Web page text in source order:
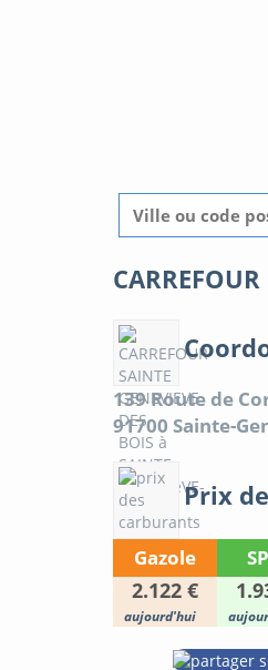
139 Route de
91700 Sainte-
Prix
Gazole
2.122 €
aujourd'hui